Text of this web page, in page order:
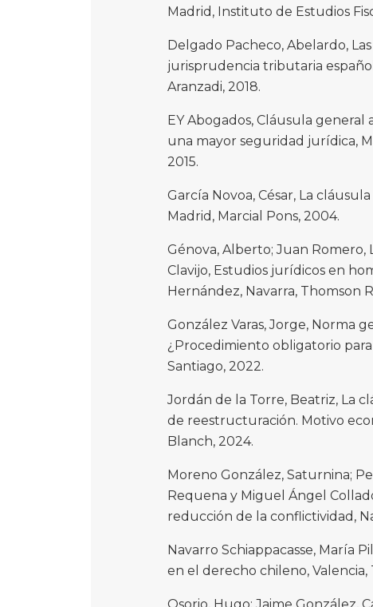
Madrid, Instituto de Estudios
Delgado Pacheco, Abelardo,
jurisprudencia tributaria
Aranzadi, 2018.
EY Abogados, Cláusula
una mayor seguridad jurídica,
2015.
García Novoa, César, La
Madrid, Marcial Pons, 2004.
Génova, Alberto; Juan Romero,
Clavijo, Estudios jurídicos en
Hernández, Navarra, Thomson
González Varas, Jorge, Norma
¿Procedimiento obligatorio para
Santiago, 2022.
Jordán de la Torre, Beatriz, La
de reestructuración. Motivo
Blanch, 2024.
Moreno González, Saturnina;
Requena y Miguel Ángel
reducción de la conflictividad,
Navarro Schiappacasse, María
en el derecho chileno, Valencia,